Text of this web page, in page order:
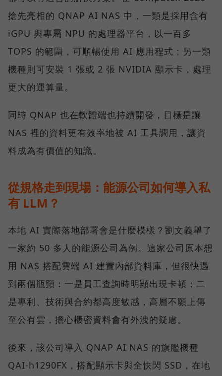
搶先亮相的 QNAP AI NAS 中，一類是採用含有
iGPU 與專屬 NPU 的處理器平台，以一百多
TOPS 的範圍，可順暢使用 AI 應用程式；另一類
機種則可安裝 1 張或 2 張 NVIDIA 顯示卡，處理
更大的運算量。
同時 QNAP 也在軟體端也持續開發，目標是讓
NAS 裡的資料更有效率地被 AI 工具調用，讓資
料成為有價值的知識。
從規格走到現場：能源公司如何導入私
有 LLM？
本地 AI 實際落地部署會是什麼模樣？劉文義舉了
一家約 50 多人的能源公司為例。這家公司原本想
用 NAS 搭配雲端 AI 建置內部資料庫，但很快遇
到兩個瓶頸：一是員工查詢時明顯出現卡頓；二
是專利、技術與合約都高度敏感，高層不願上傳
至公有雲，擔心機密資料會有外洩的疑慮。
後來，該公司導入 QNAP AI NAS 的旗艦機種
QAI-h1290FX，搭配顯示卡與全快閃 SSD，在地